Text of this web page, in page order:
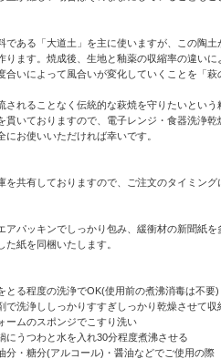
である「大道土」を主に使いますが、この陶
ります。焼成後、生地と釉薬の収縮率の違い
合いによって風合いが変化していくことを「
されることなく伝統的な萩焼を守りたいとい
貫いておりますので、電子レンジ・食器洗浄
お使いいただければ幸いです。
を共有しておりますので、ご注文のタイミン
パッキンでしっかり包み、緩衝材の新聞紙
紙を同梱いたします。
る程度の洗浄でOK(使用前の煮沸消毒は不要)
洗浄ししっかりすすぎしっかり乾燥させて収
ムのスポンジでこすり洗い
うつわと水を入れ30分程度煮沸させる
・糖分(アルコール)・醤油などでご使用の際